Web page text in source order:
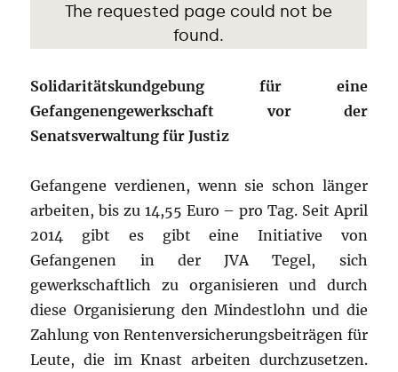
Solidaritätskundgebung für eine
Gefangenengewerkschaft vor der
Senatsverwaltung für Justiz
Gefangene verdienen, wenn sie schon länger
arbeiten, bis zu 14,55 Euro – pro Tag. Seit April
2014 gibt es gibt eine Initiative von
Gefangenen in der JVA Tegel, sich
gewerkschaftlich zu organisieren und durch
diese Organisierung den Mindestlohn und die
Zahlung von Rentenversicherungsbeiträgen für
Leute, die im Knast arbeiten durchzusetzen.